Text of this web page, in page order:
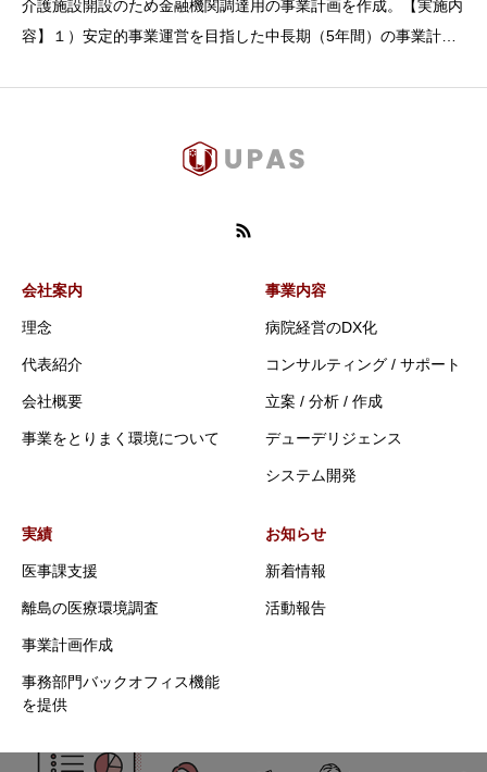
介護施設開設のため金融機関調達用の事業計画を作成。【実施内
容】１）安定的事業運営を目指した中長期（5年間）の事業計画
会社案内
理念
代表紹介
会社概要
事業をとりまく環境について
事業内容
病院経営のDX化
コンサルティング / サポート
立案 / 分析 / 作成
デューデリジェンス
システム開発
実績
医事課支援
離島の医療環境調査
事業計画作成
事務部門バックオフィス機能
を提供
お知らせ
新着情報
活動報告